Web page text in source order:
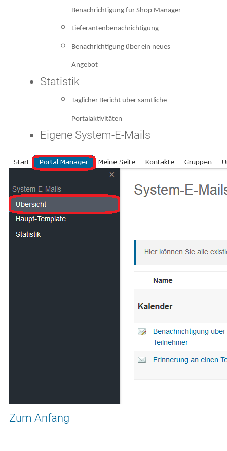
Benachrichtigung für Shop Manager
Lieferantenbenachrichtigung
Benachrichtigung über ein neues
Angebot
Statistik
Täglicher Bericht über sämtliche
Portalaktivitäten
Eigene System-E-Mails
Zum Anfang